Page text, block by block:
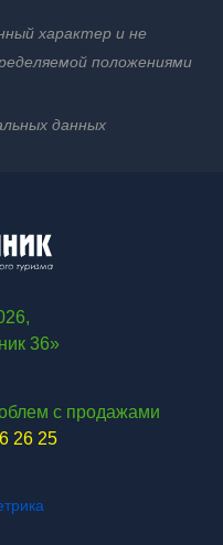
характер и не
положениями
данных
36»
с продажами
26 25